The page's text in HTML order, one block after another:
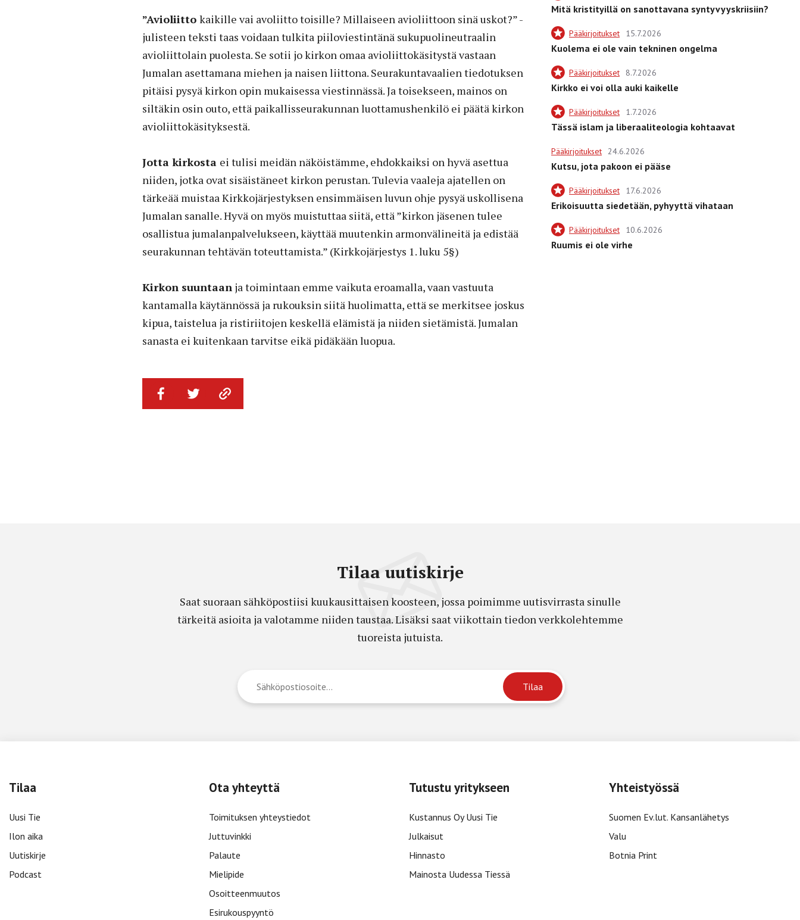
”Avioliitto kaikille vai avoliitto toisille? Millaiseen avioliittoon sinä uskot?” -
julisteen teksti taas voidaan tulkita piiloviestintänä sukupuolineutraalin
avioliittolain puolesta. Se sotii jo kirkon omaa avioliittokäsitystä vastaan
Jumalan asettamana miehen ja naisen liittona. Seurakuntavaalien tiedotuksen
pitäisi pysyä kirkon opin mukaisessa viestinnässä. Ja toisekseen, mainos on
siltäkin osin outo, että paikallisseurakunnan luottamushenkilö ei päätä kirkon
avioliittokäsityksestä.
Jotta kirkosta ei tulisi meidän näköistämme, ehdokkaiksi on hyvä asettua
niiden, jotka ovat sisäistäneet kirkon perustan. Tulevia vaaleja ajatellen on
tärkeää muistaa Kirkkojärjestyksen ensimmäisen luvun ohje pysyä uskollisena
Jumalan sanalle. Hyvä on myös muistuttaa siitä, että ”kirkon jäsenen tulee
osallistua jumalanpalvelukseen, käyttää muutenkin armonvälineitä ja edistää
seurakunnan tehtävän toteuttamista.” (Kirkkojärjestys 1. luku 5§)
Kirkon suuntaan ja toimintaan emme vaikuta eroamalla, vaan vastuuta
kantamalla käytännössä ja rukouksin siitä huolimatta, että se merkitsee joskus
kipua, taistelua ja ristiriitojen keskellä elämistä ja niiden sietämistä. Jumalan
sanasta ei kuitenkaan tarvitse eikä pidäkään luopua.
Mitä kristityillä on sanottavana syntyvyyskriisiin?
Pääkirjoitukset 15.7.2026
Kuolema ei ole vain tekninen ongelma
Pääkirjoitukset 8.7.2026
Kirkko ei voi olla auki kaikelle
Pääkirjoitukset 1.7.2026
Tässä islam ja liberaaliteologia kohtaavat
Pääkirjoitukset 24.6.2026
Kutsu, jota pakoon ei pääse
Pääkirjoitukset 17.6.2026
Erikoisuutta siedetään, pyhyyttä vihataan
Pääkirjoitukset 10.6.2026
Ruumis ei ole virhe
Tilaa uutiskirje
Saat suoraan sähköpostiisi kuukausittaisen koosteen, jossa poimimme uutisvirrasta sinulle
tärkeitä asioita ja valotamme niiden taustaa. Lisäksi saat viikottain tiedon verkkolehtemme
tuoreista jutuista.
Tilaa
Uusi Tie
Ilon aika
Uutiskirje
Podcast
Ota yhteyttä
Toimituksen yhteystiedot
Juttuvinkki
Palaute
Mielipide
Osoitteenmuutos
Esirukouspyyntö
Tutustu yritykseen
Kustannus Oy Uusi Tie
Julkaisut
Hinnasto
Mainosta Uudessa Tiessä
Yhteistyössä
Suomen Ev.lut. Kansanlähetys
Valu
Botnia Print